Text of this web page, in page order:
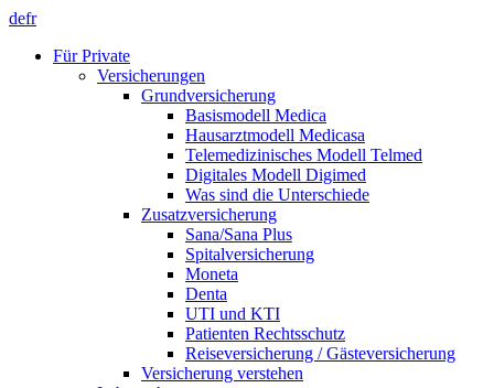
defr
Für Private
Versicherungen
Grundversicherung
Basismodell Medica
Hausarztmodell Medicasa
Telemedizinisches Modell Telmed
Digitales Modell Digimed
Was sind die Unterschiede
Zusatzversicherung
Sana/Sana Plus
Spitalversicherung
Moneta
Denta
UTI und KTI
Patienten Rechtsschutz
Reiseversicherung / Gästeversicherung
Versicherung verstehen